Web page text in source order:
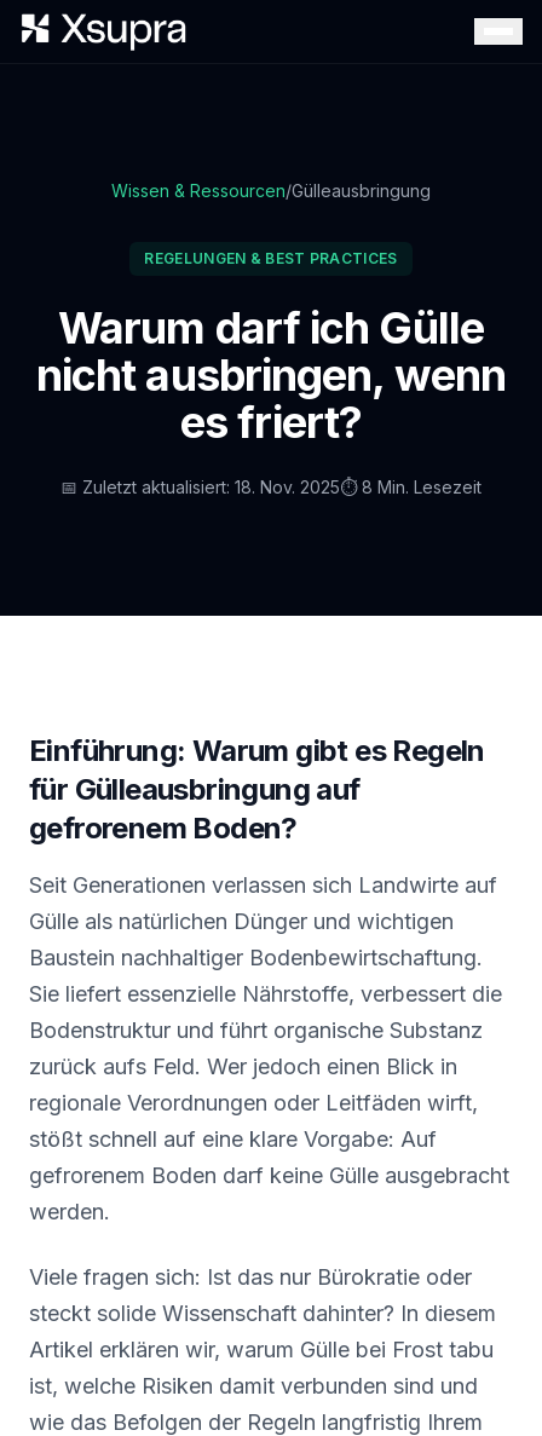
Wissen & Ressourcen/Gülleausbringung
REGELUNGEN & BEST PRACTICES
Warum darf ich Gülle
nicht ausbringen, wenn
es friert?
📅 Zuletzt aktualisiert: 18. Nov. 2025⏱️8 Min. Lesezeit
Einführung: Warum gibt es Regeln
für Gülleausbringung auf
gefrorenem Boden?
Seit Generationen verlassen sich Landwirte auf
Gülle als natürlichen Dünger und wichtigen
Baustein nachhaltiger Bodenbewirtschaftung.
Sie liefert essenzielle Nährstoffe, verbessert die
Bodenstruktur und führt organische Substanz
zurück aufs Feld. Wer jedoch einen Blick in
regionale Verordnungen oder Leitfäden wirft,
stößt schnell auf eine klare Vorgabe: Auf
gefrorenem Boden darf keine Gülle ausgebracht
werden.
Viele fragen sich: Ist das nur Bürokratie oder
steckt solide Wissenschaft dahinter? In diesem
Artikel erklären wir, warum Gülle bei Frost tabu
ist, welche Risiken damit verbunden sind und
wie das Befolgen der Regeln langfristig Ihrem